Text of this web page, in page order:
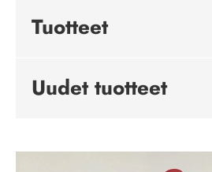
Tuotteet
Uudet tuotteet